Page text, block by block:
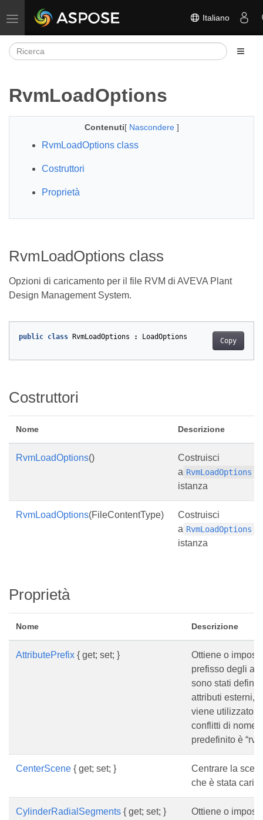
Attiva/disattiva la navigazione Italiano
RvmLoadOptions
Contenuti[ Nascondere ]
RvmLoadOptions class
Costruttori
Proprietà
RvmLoadOptions class
Opzioni di caricamento per il file RVM di AVEVA Plant
Design Management System.
Copy
public class RvmLoadOptions : LoadOptions
Costruttori
Nome Descrizione
RvmLoadOptions()
Costruisci
a RvmLoadOptions
istanza
RvmLoadOptions(FileContentType)
Costruisci
a RvmLoadOptions
istanza
Proprietà
Nome Descrizione
AttributePrefix { get; set; }
Ottiene o
prefisso degli
sono stati
attributi esterni,
viene utilizzato
conflitti di nome,
predefinito è
CenterScene { get; set; }
Centrare la
che è stata
CylinderRadialSegments { get; set; }
Ottiene o